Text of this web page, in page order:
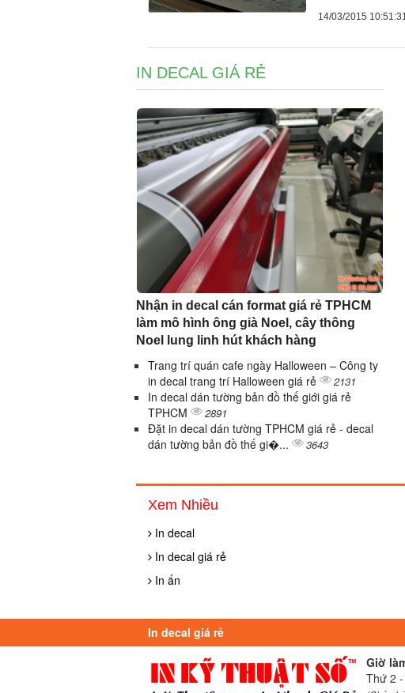
14/03/2015 10:51:31
IN DECAL GIÁ RẺ
Nhận in decal cán format giá rẻ TPHCM
làm mô hình ông già Noel, cây thông
Noel lung linh hút khách hàng
Trang trí quán cafe ngày Halloween – Công ty
in decal trang trí Halloween giá rẻ
2131
In decal dán tường bản đồ thế giới giá rẻ
TPHCM
2891
Đặt in decal dán tường TPHCM giá rẻ - decal
dán tường bản đồ thế gi�...
3643
Xem Nhiều
In decal
In decal giá rẻ
In ấn
In decal giá rẻ
Giờ
Thứ 2